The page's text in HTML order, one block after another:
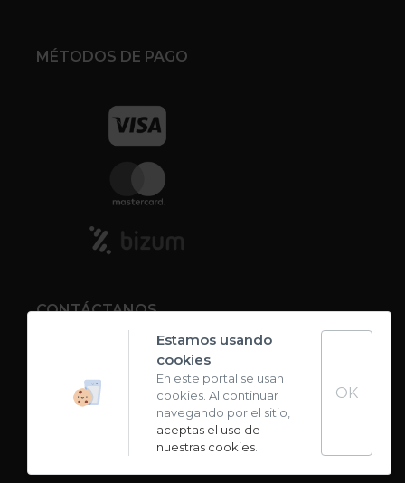
MÉTODOS DE PAGO
CONTÁCTANOS
Carta de sabores
Estamos usando
cookies
En este portal se usan
cookies. Al continuar
navegando por el sitio,
aceptas el uso de
nuestras cookies.
OK